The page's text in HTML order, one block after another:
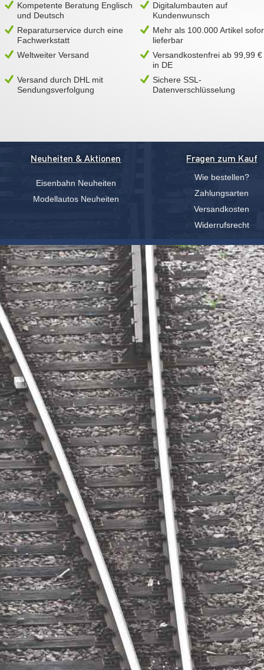
Kompetente Beratung Englisch
und Deutsch
Digitalumbauten auf
Kundenwunsch
Reparaturservice durch eine
Fachwerkstatt
Mehr als 100.000 Artikel
lieferbar
Weltweiter Versand
Versandkostenfrei ab 99,99 €
in DE
Versand durch DHL mit
Sendungsverfolgung
Sichere SSL-
Datenverschlüsselung
Neuheiten & Aktionen
Eisenbahn Neuheiten
Modellautos Neuheiten
Fragen zum Kauf
Wie bestellen?
Zahlungsarten
Versandkosten
Widerrufsrecht